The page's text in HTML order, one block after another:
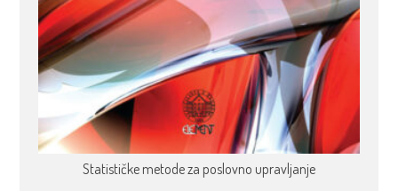
Statističke metode za poslovno upravljanje